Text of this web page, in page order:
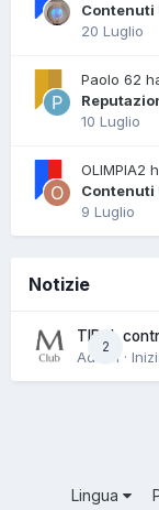
Contenuti
20 Luglio
Paolo 62
10 Luglio
OLIMPIA2
Contenuti
9 Luglio
Notizie
2
TIDAL
Admin ·
Lingua